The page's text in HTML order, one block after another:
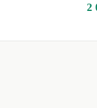
2